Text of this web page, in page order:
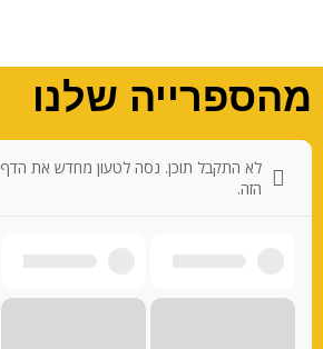
מהספרייה שלנו
לא התקבל תוכן. נסה לטעון מחדש את הדף
הזה.